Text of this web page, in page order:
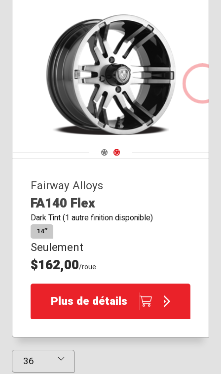
Navigate 1
Navigate 2
Fairway Alloys
FA140 Flex
Dark Tint (1 autre finition disponible)
14″
Seulement
$162,00/roue
Plus de détails
Résultats affichés